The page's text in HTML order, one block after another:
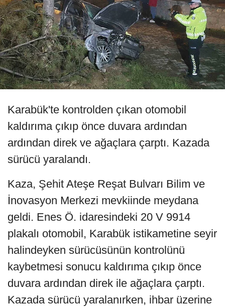
Karabük'te kontrolden çıkan otomobil
kaldırıma çıkıp önce duvara ardından
ardından direk ve ağaçlara çarptı. Kazada
sürücü yaralandı.
Kaza, Şehit Ateşe Reşat Bulvarı Bilim ve
İnovasyon Merkezi mevkiinde meydana
geldi. Enes Ö. idaresindeki 20 V 9914
plakalı otomobil, Karabük istikametine seyir
halindeyken sürücüsünün kontrolünü
kaybetmesi sonucu kaldırıma çıkıp önce
duvara ardından direk ile ağaçlara çarptı.
Kazada sürücü yaralanırken, ihbar üzerine